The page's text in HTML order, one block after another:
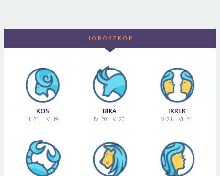
HOROSZKÓP
KOS
III. 21. - IV. 19.
BIKA
IV. 20. - V. 20.
IKREK
V. 21. - VI. 21.